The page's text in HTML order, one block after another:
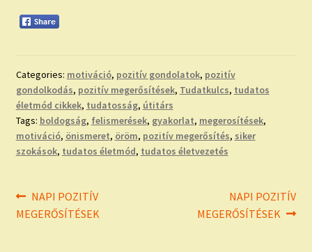
Categories: motiváció, pozitív gondolatok, pozitív
gondolkodás, pozitív megerősítések, Tudatkulcs, tudatos
életmód cikkek, tudatosság, útitárs
Tags: boldogság, felismerések, gyakorlat, megerosítések,
motiváció, önismeret, öröm, pozitív megerősítés, siker
szokások, tudatos életmód, tudatos életvezetés
Bejegyzés
navigáció
Previous
post:
NAPI POZITÍV
MEGERŐSÍTÉSEK
Next
post:
NAPI POZITÍV
MEGERŐSÍTÉSEK